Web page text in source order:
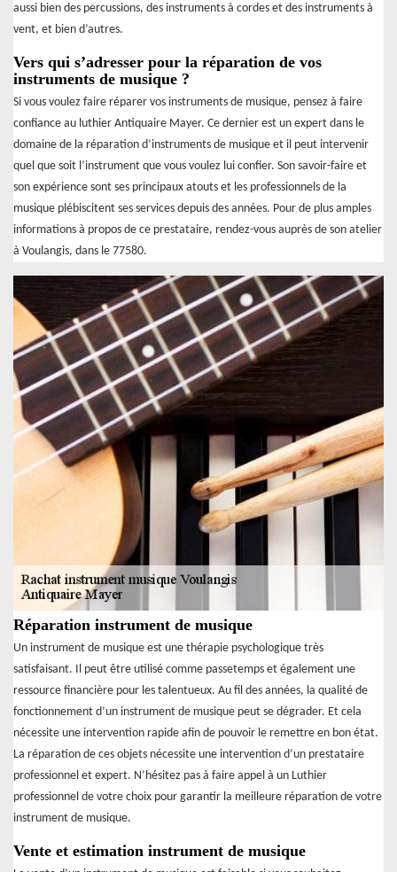
aussi bien des percussions, des instruments à cordes et des instruments à
vent, et bien d’autres.
Vers qui s’adresser pour la réparation de vos
instruments de musique ?
Si vous voulez faire réparer vos instruments de musique, pensez à faire
confiance au luthier Antiquaire Mayer. Ce dernier est un expert dans le
domaine de la réparation d’instruments de musique et il peut intervenir
quel que soit l’instrument que vous voulez lui confier. Son savoir-faire et
son expérience sont ses principaux atouts et les professionnels de la
musique plébiscitent ses services depuis des années. Pour de plus amples
informations à propos de ce prestataire, rendez-vous auprès de son atelier
à Voulangis, dans le 77580.
Réparation instrument de musique
Un instrument de musique est une thérapie psychologique très
satisfaisant. Il peut être utilisé comme passetemps et également une
ressource financière pour les talentueux. Au fil des années, la qualité de
fonctionnement d’un instrument de musique peut se dégrader. Et cela
nécessite une intervention rapide afin de pouvoir le remettre en bon état.
La réparation de ces objets nécessite une intervention d’un prestataire
professionnel et expert. N’hésitez pas à faire appel à un Luthier
professionnel de votre choix pour garantir la meilleure réparation de votre
instrument de musique.
Vente et estimation instrument de musique